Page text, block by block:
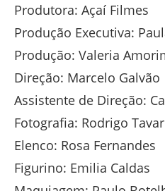
Produtora: Açaí Filmes
Produção Executiva:
Produção: Valeria
Direção: Marcelo Galvão
Assistente de Direção:
Fotografia: Rodrigo
Elenco: Rosa Fernandes
Figurino: Emilia Caldas